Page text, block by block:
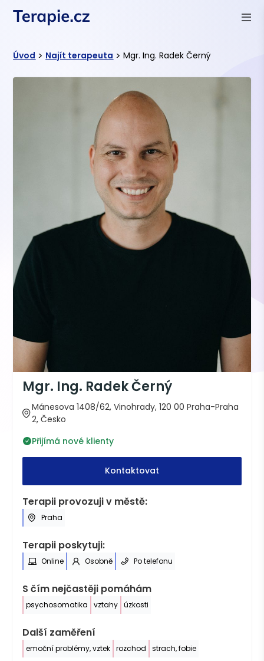
Úvod > Najít terapeuta > Mgr. Ing. Radek Černý
Mgr. Ing. Radek Černý
Mánesova 1408/62, Vinohrady, 120 00 Praha-Praha
2, Česko
Přijímá nové klienty
Kontaktovat
Terapii provozuji v městě:
Praha
Terapii poskytuji:
Online Osobně Po telefonu
S čím nejčastěji pomáhám
psychosomatika vztahy úzkosti
Další zaměření
emoční problémy, vztek rozchod strach, fobie